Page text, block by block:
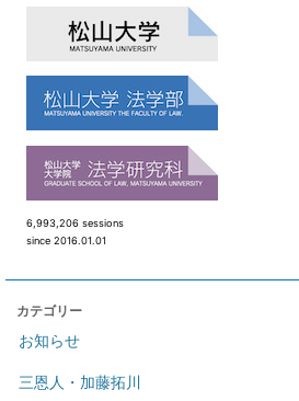
6,993,206 sessions
since 2016.01.01
カテゴリー
お知らせ
三恩人・加藤拓川